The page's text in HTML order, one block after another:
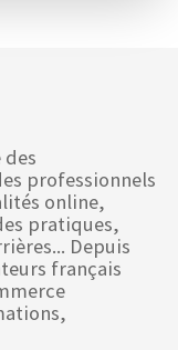
des
professionnels
online,
pratiques,
Depuis
français